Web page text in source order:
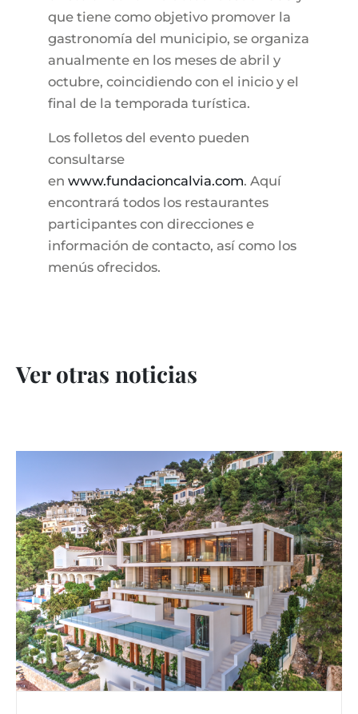
que tiene como objetivo promover la
gastronomía del municipio, se organiza
anualmente en los meses de abril y
octubre, coincidiendo con el inicio y el
final de la temporada turística.
Los folletos del evento pueden
consultarse
en www.fundacioncalvia.com. Aquí
encontrará todos los restaurantes
participantes con direcciones e
información de contacto, así como los
menús ofrecidos.
Ver otras noticias